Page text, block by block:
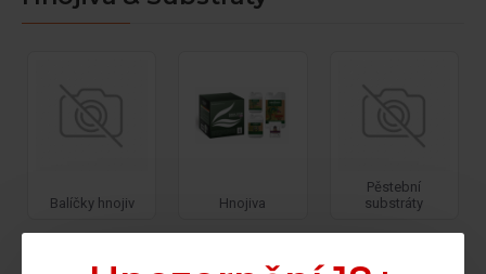
Balíčky hnojiv Hnojiva
Pěstební
substráty